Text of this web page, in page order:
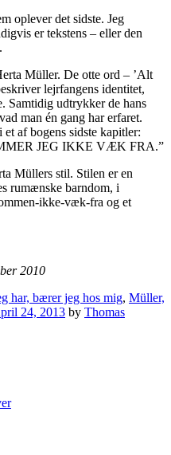
oplever det sidste. Jeg
er tekstens – eller den
Müller. De otte ord – ’Alt
lejrfangens identitet,
Samtidig udtrykker de hans
man én gang har erfaret.
af bogens sidste kapitler:
JEG IKKE VÆK FRA.”
Müllers stil. Stilen er en
rumænske barndom, i
ikke-væk-fra og et
2010
har, bærer jeg hos mig, Müller,
24, 2013 by Thomas